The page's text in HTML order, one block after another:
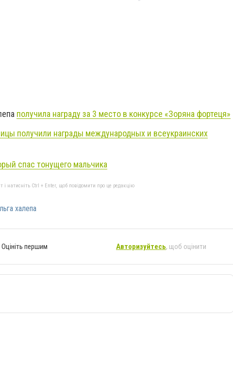
получила награду за 3 место в конкурсе «Зоряна фортеця»
получили награды международных и всеукраинских
спас тонущего мальчика
натисніть Ctrl + Enter, щоб повідомити про це редакцію
халепа
Оцініть першим Авторизуйтесь, щоб оцінити